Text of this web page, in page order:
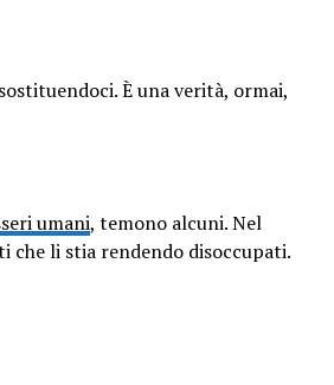
È una verità, ormai,
umani, temono alcuni. Nel
che li stia rendendo disoccupati.